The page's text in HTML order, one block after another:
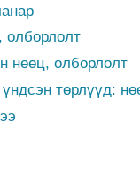
нөөц, олборлолт
төрлүүд: